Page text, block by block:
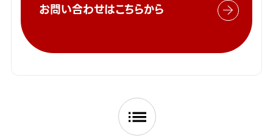
お問い合わせはこちらから